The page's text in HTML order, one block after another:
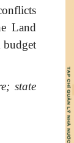
Land
budget
state